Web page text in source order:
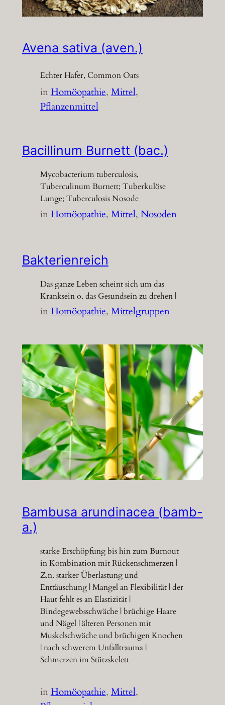
Avena sativa (aven.)
Echter Hafer, Common Oats
inHomöopathie, Mittel
Pflanzenmittel
Bacillinum Burnett (bac.)
Mycobacterium tuberculosis,
Tuberculinum Burnett; Tuberkulöse
Lunge; Tuberculosis Nosode
inHomöopathie, Mittel, Nosoden
Bakterienreich
Das ganze Leben scheint sich um das
Kranksein o. das Gesundsein zu drehen |
inHomöopathie, Mittelgruppen
Bambusa arundinacea (bamb-
a.)
starke Erschöpfung bis hin zum Burnout
in Kombination mit Rückenschmerzen |
Z.n. starker Überlastung und
Enttäuschung | Mangel an Flexibilität | der
Haut fehlt es an Elastizität |
Bindegewebsschwäche | brüchige Haare
und Nägel | älteren Personen mit
Muskelschwäche und brüchigen Knochen
| nach schwerem Unfalltrauma |
Schmerzen im Stützskelett
inHomöopathie, Mittel